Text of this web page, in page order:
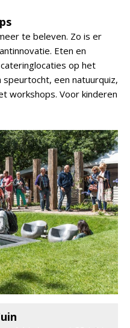
te beleven. Zo is er
Eten en
op het
een natuurquiz,
workshops. Voor kinderen